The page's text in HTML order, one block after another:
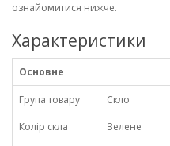
ознайомитися нижче.
Характеристики
Основне
Група товару
Скло
Колір скла
Зелене